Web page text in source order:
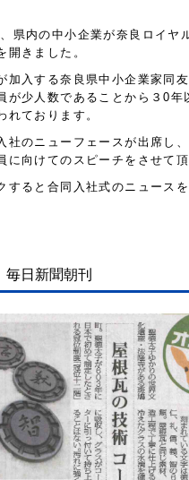
制度
ブログ
県内の中小企業が奈良ロイヤ
開きました。
加入する奈良県中小企業家同友
が少人数であることから３0年
れております。
のニューフェースが出席し
に向けての スピーチをさせて頂
すると合同入社式のニュース
日新聞朝刊